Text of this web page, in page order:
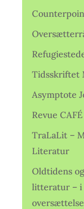
Tidsskriftet
Asymptote
Revue CAFÉ
TraLaLit –
Literatur
Oldtidens
litteratur – i